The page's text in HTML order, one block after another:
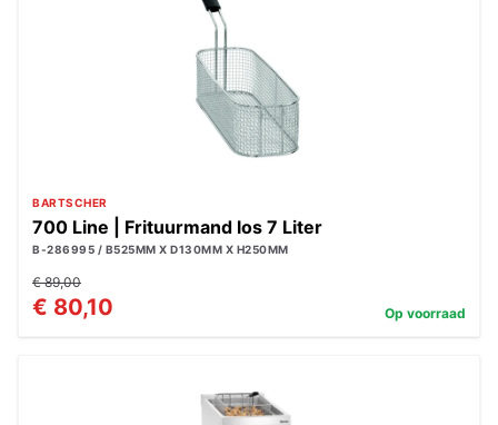
BARTSCHER
700 Line | Frituurmand los 7 Liter
B-286995 / B525MM X D130MM X H250MM
€ 89,00
€ 80,10 Op voorraad